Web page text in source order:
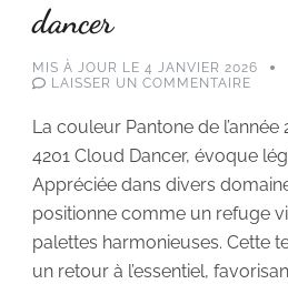
dancer
MIS À JOUR LE 4 JANVIER 2026
LAISSER UN COMMENTAIRE
2026
–
11-
4201
La couleur Pantone de l’année
4201 Cloud Dancer, évoque
Appréciée dans divers
positionne comme un refuge
palettes harmonieuses. Cette
un retour à l’essentiel,